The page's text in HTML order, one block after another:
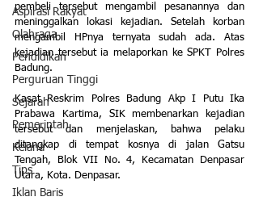
Aspirasi Rakyat
Olahraga
Pendidikan
Perguruan Tinggi
Sejarah
Pemerintah
Kelana
Tips
Iklan Baris
pembeli tersebut mengambil pesanannya dan
meninggalkan lokasi kejadian. Setelah korban
mengambil HPnya ternyata sudah ada. Atas
kejadian tersebut ia melaporkan ke SPKT Polres
Badung.
Kasat Reskrim Polres Badung Akp I Putu Ika
Prabawa Kartima, SIK membenarkan kejadian
tersebut dan menjelaskan, bahwa pelaku
ditangkap di tempat kosnya di jalan Gatsu
Tengah, Blok VII No. 4, Kecamatan Denpasar
Utara, Kota. Denpasar.